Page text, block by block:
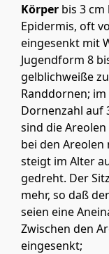
Körper bis 3
Epidermis, oft
eingesenkt mit
Jugendform 8
gelblichweiße
Randdornen;
Dornenzahl auf
sind die
bei den Areolen
steigt im Alter
gedreht. Der
mehr, so daß
seien eine
Zwischen den
eingesenkt;